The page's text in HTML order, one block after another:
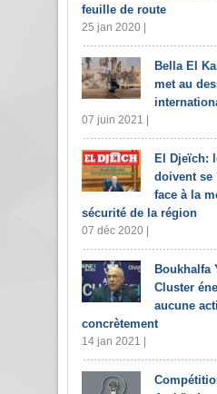
feuille de route
25 jan 2020 |
Bella El
met au
07 juin 2021 |
El Djeïch:
doivent se
face à la
sécurité de la région
07 déc 2020 |
Boukhalfa
Cluster
aucune
concrètement
14 jan 2021 |